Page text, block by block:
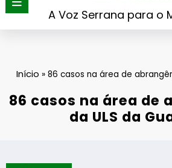
A Voz Serrana para o
Início » 86 casos na área de
86 casos na área de
da ULS da